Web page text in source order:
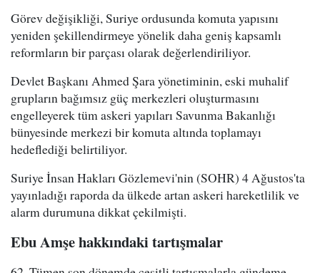
Görev değişikliği, Suriye ordusunda komuta yapısını
yeniden şekillendirmeye yönelik daha geniş kapsamlı
reformların bir parçası olarak değerlendiriliyor.
Devlet Başkanı Ahmed Şara yönetiminin, eski muhalif
grupların bağımsız güç merkezleri oluşturmasını
engelleyerek tüm askeri yapıları Savunma Bakanlığı
bünyesinde merkezi bir komuta altında toplamayı
hedeflediği belirtiliyor.
Suriye İnsan Hakları Gözlemevi'nin (SOHR) 4 Ağustos'ta
yayınladığı raporda da ülkede artan askeri hareketlilik ve
alarm durumuna dikkat çekilmişti.
Ebu Amşe hakkındaki tartışmalar